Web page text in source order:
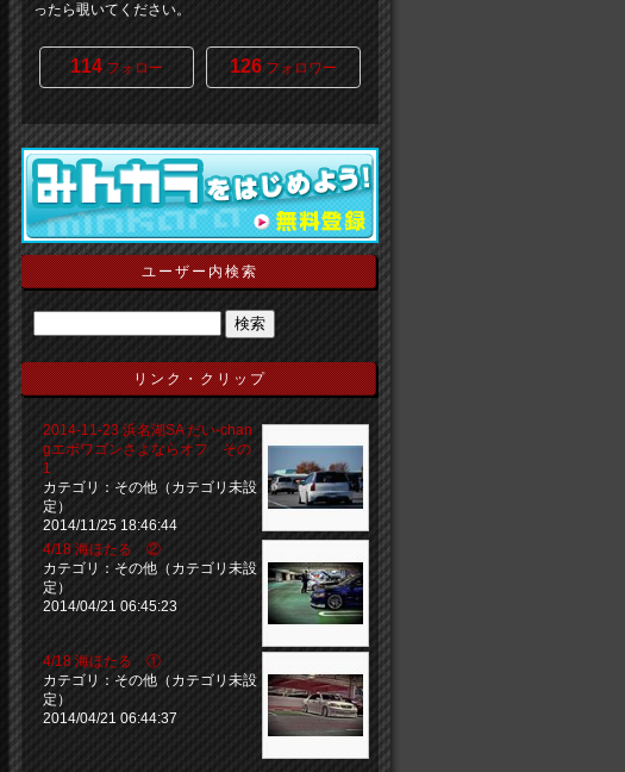
ったら覗いてください。
114 フォロー 126 フォロワー
ユーザー内検索
リンク・クリップ
2014-11-23 浜名湖SA だい-chan
gエボワゴンさよならオフ その
1
カテゴリ：その他（カテゴリ未設
定）
2014/11/25 18:46:44
4/18 海ほたる ②
カテゴリ：その他（カテゴリ未設
定）
2014/04/21 06:45:23
4/18 海ほたる ①
カテゴリ：その他（カテゴリ未設
定）
2014/04/21 06:44:37